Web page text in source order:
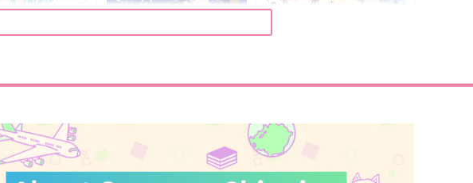
）
ヨイ
作品詳細
repeatit
315円（税込）
サンプル 作品詳細
chickenman
2,357
サンプル 作品詳細
氷結の死神はじめてのおつか
い
二回目がある話。